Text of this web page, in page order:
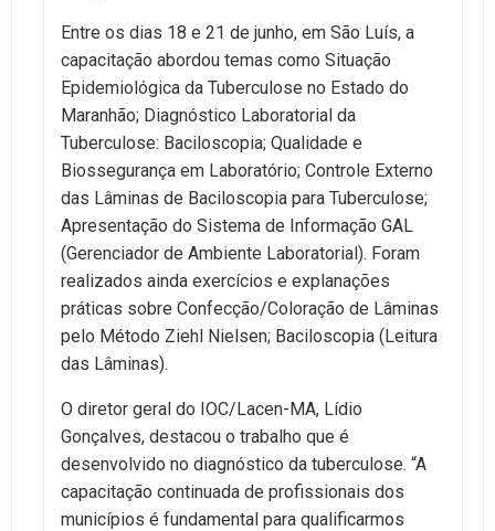
Entre os dias 18 e 21 de junho, em São Luís, a
capacitação abordou temas como Situação
Epidemiológica da Tuberculose no Estado do
Maranhão; Diagnóstico Laboratorial da
Tuberculose: Baciloscopia; Qualidade e
Biossegurança em Laboratório; Controle Externo
das Lâminas de Baciloscopia para Tuberculose;
Apresentação do Sistema de Informação GAL
(Gerenciador de Ambiente Laboratorial). Foram
realizados ainda exercícios e explanações
práticas sobre Confecção/Coloração de Lâminas
pelo Método Ziehl Nielsen; Baciloscopia (Leitura
das Lâminas).
O diretor geral do IOC/Lacen-MA, Lídio
Gonçalves, destacou o trabalho que é
desenvolvido no diagnóstico da tuberculose. “A
capacitação continuada de profissionais dos
municípios é fundamental para qualificarmos